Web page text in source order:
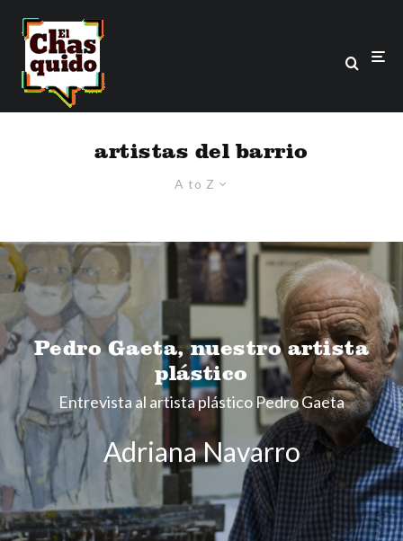
artistas del barrio
A to Z
Pedro Gaeta, nuestro artista
plástico
Entrevista al artista plástico Pedro Gaeta
Adriana Navarro